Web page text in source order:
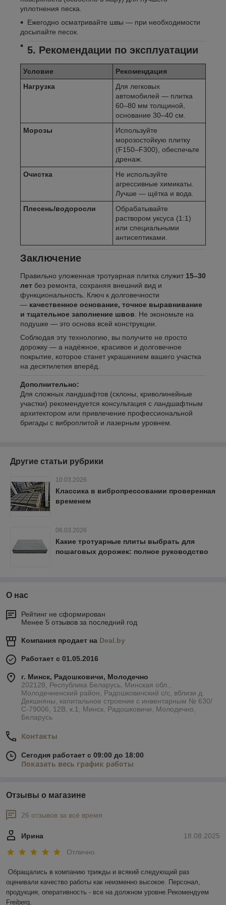
уплотнения песка.
Ежегодно осматривайте швы — при необходимости
досыпайте песок.
5. Рекомендации по эксплуатации
Условие
Рекомендация
Нагрузка
Для легковых
автомобилей — плитка
60–80 мм толщиной,
основание 30–40 см.
Морозы
Используйте
морозостойкую плитку
(F150–F300), обеспечьте
дренаж.
Очистка
Не используйте
агрессивные химикаты.
Лучше — щётка и вода.
Плесень/водоросли
Обрабатывайте
раствором уксуса (1:1)
или специальными
антисептиками.
Заключение
Правильно уложенная тротуарная плитка служит 15–30
лет без ремонта, сохраняя внешний вид и
функциональность. Ключ к долговечности
— качественное основание, точное выравнивание
и тщательное заполнение швов. Не экономьте на
подушке — это основа всей конструкции.
Соблюдая эту технологию, вы получите не просто
дорожку — а надёжное, красивое и долговечное
покрытие, которое станет украшением вашего участка
на десятилетия вперёд.
Дополнительно:
Для сложных ландшафтов (склоны, криволинейные
участки) рекомендуется консультация с ландшафтным
архитектором или привлечение профессиональной
бригады с виброплитой и лазерным уровнем.
Другие статьи рубрики
10.03.2026
Классика в вибропрессовании проверенная
временем
06.03.2026
Какие тротуарные плиты выбрать для
пошаговых дорожек: полное руководство
О нас
Рейтинг не сформирован
Менее 5 отзывов за последний год
Компания продает на Deal.by
Работает с 01.05.2016
г. Минск, Радошковичи, Молодечно
202128, Республика Беларусь, Минская обл.,
Молодечненский район, Радошковичский с/с, вблизи д.
Декшняны, капитальное строение с инвентарным № 630/
С-79006, 12В, к.1, Минск, Радошковичи, Молодечно,
Беларусь
Контакты
Сегодня работает с 09:00 до 18:00
Показать весь график работы
Отзывы о магазине
26 отзывов за всё время
18.08.2025
Ирина
Отлично
Обращались в компанию трижды и всякий следующий раз
оценивали качество работы как неизменно высокое. Персонал,
продукция, оперативность - все на должном уровне.Рекомендуем
Freiberg.